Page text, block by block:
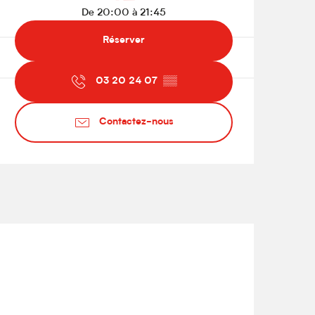
De 20:00 à 21:45
Réserver
03 20 24 07 ▒▒
Contactez-nous